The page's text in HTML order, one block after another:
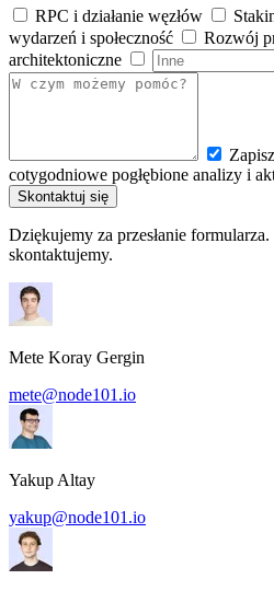
RPC i działanie węzłów
wydarzeń i społeczność
Rozwój
architektoniczne
cotygodniowe pogłębione analizy i
Skontaktuj się
Dziękujemy za przesłanie
skontaktujemy.
Mete Koray Gergin
mete@node101.io
Yakup Altay
yakup@node101.io